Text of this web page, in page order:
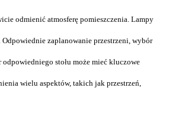
odmienić atmosferę pomieszczenia. Lampy
zaplanowanie przestrzeni, wybór
stołu może mieć kluczowe
wielu aspektów, takich jak przestrzeń,